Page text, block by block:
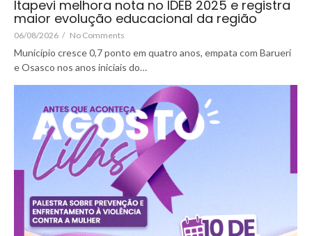
Itapevi melhora nota no IDEB 2025 e registra
maior evolução educacional da região
06/08/2026 / No Comments
Município cresce 0,7 ponto em quatro anos, empata com Barueri
e Osasco nos anos iniciais do…